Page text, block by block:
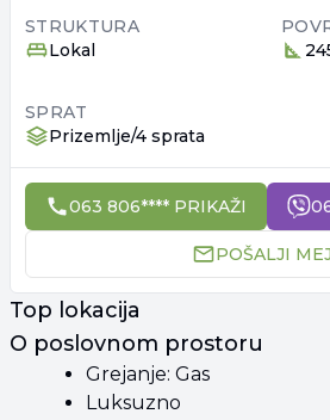
STRUKTURA
Lokal
SPRAT
Prizemlje/4 sprata
063 806**** PRIKAŽI
POŠALJI
Top lokacija
O poslovnom prostoru
Grejanje: Gas
Luksuzno